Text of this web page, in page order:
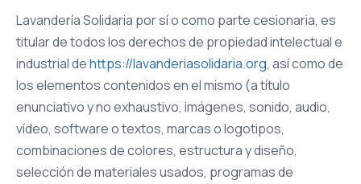
Lavandería Solidaria por sí o como parte cesionaria, es
titular de todos los derechos de propiedad intelectual e
industrial dehttps://lavanderiasolidaria.org, así como de
los elementos contenidos en el mismo (a título
enunciativo y no exhaustivo, imágenes, sonido, audio,
vídeo, software o textos, marcas o logotipos,
combinaciones de colores, estructura y diseño,
selección de materiales usados, programas de